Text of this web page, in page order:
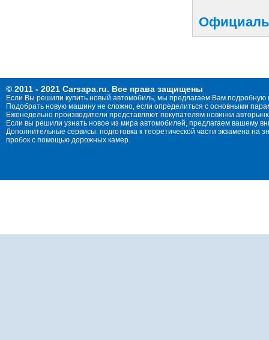
© 2011 - 2021 Carsapa.ru. Все права защищены
Если Вы решили купить новый автомобиль, мы предлагаем Вам
Подобрать новую машину не сложно, если определиться с основными
Еженедельно производители представляют покупателям новинки
Если вы решили узнать новое из мира автомобилей, предлагаем вашему
Дополнительные сервисы: подготовка к теоретической части экзамена
пробок с помощью дорожных камер.